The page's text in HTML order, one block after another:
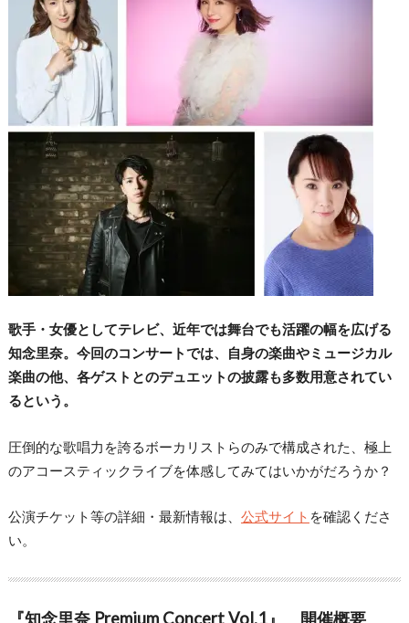
歌手・女優としてテレビ、近年では舞台でも活躍の幅を広げる
知念里奈。今回のコンサートでは、自身の楽曲やミュージカル
楽曲の他、各ゲストとのデュエットの披露も多数用意されてい
るという。
圧倒的な歌唱力を誇るボーカリストらのみで構成された、極上
のアコースティックライブを体感してみてはいかがだろうか？
公演チケット等の詳細・最新情報は、 公式サイト を確認くださ
い。
『知念里奈 Premium Concert Vol.1』 開催概要